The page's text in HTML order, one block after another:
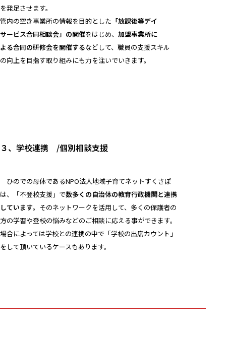
を発足させます。
管内の空き事業所の情報を目的とした 「放課後等デイ
サービス合同相談会」の開催をはじめ、 加盟事業所に
よる合同の研修会を開催するなどして、職員の支援スキル
の向上を目指す取り組みにも力を注いでいきます。
３、学校連携 /個別相談支援
ひのでの母体であるNPO法人地域子育てネットすくさぽ
は、「不登校支援」で数多くの自治体の教育行政機関と連携
しています。そのネットワークを活用して、多くの保護者の
方の学習や登校の悩みなどのご相談に応える事ができます。
場合によっては学校との連携の中で「学校の出席カウント」
をして頂いているケースもあります。